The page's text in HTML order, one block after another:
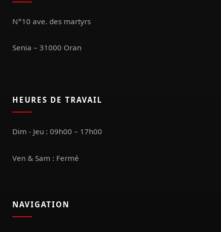
N°10 ave. des martyrs
Senia – 31000 Oran
HEURES DE TRAVAIL
Dim - Jeu : 09h00 – 17h00
Ven & Sam : Fermé
NAVIGATION